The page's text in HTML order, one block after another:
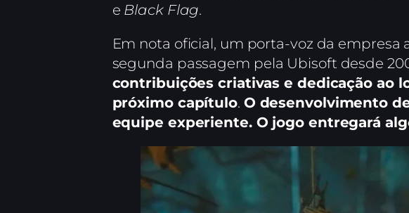
e Black Flag.
Em nota oficial, um porta-voz da empresa
segunda passagem pela Ubisoft desde
contribuições criativas e dedicação ao
próximo capítulo. O desenvolvimento
equipe experiente. O jogo entregará